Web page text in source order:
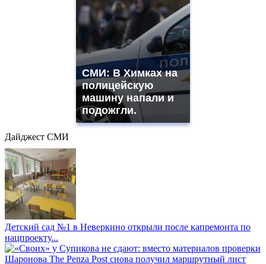
СМИ: В Химках на
полицейскую
машину напали и
подожгли.
Дайджест СМИ
Детский сад №1 в Неверкино открыли после капремонта по
нацпроекту...